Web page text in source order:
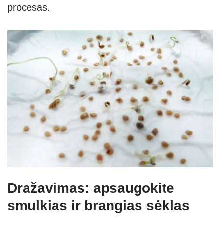
procesas.
Dražavimas: apsaugokite
smulkias ir brangias sėklas